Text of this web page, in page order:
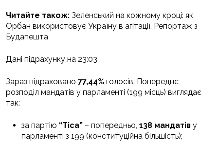
Читайте також: Зеленський на кожному кроці: як
Орбан використовує Україну в агітації. Репортаж з
Будапешта
Дані підрахунку на 23:03
Зараз підраховано 77,44% голосів. Попереднє
розподіл мандатів у парламенті (199 місць) виглядає
так:
за партію “Тіса” – попередньо, 138 мандатів у
парламенті з 199 (конституційна більшість);